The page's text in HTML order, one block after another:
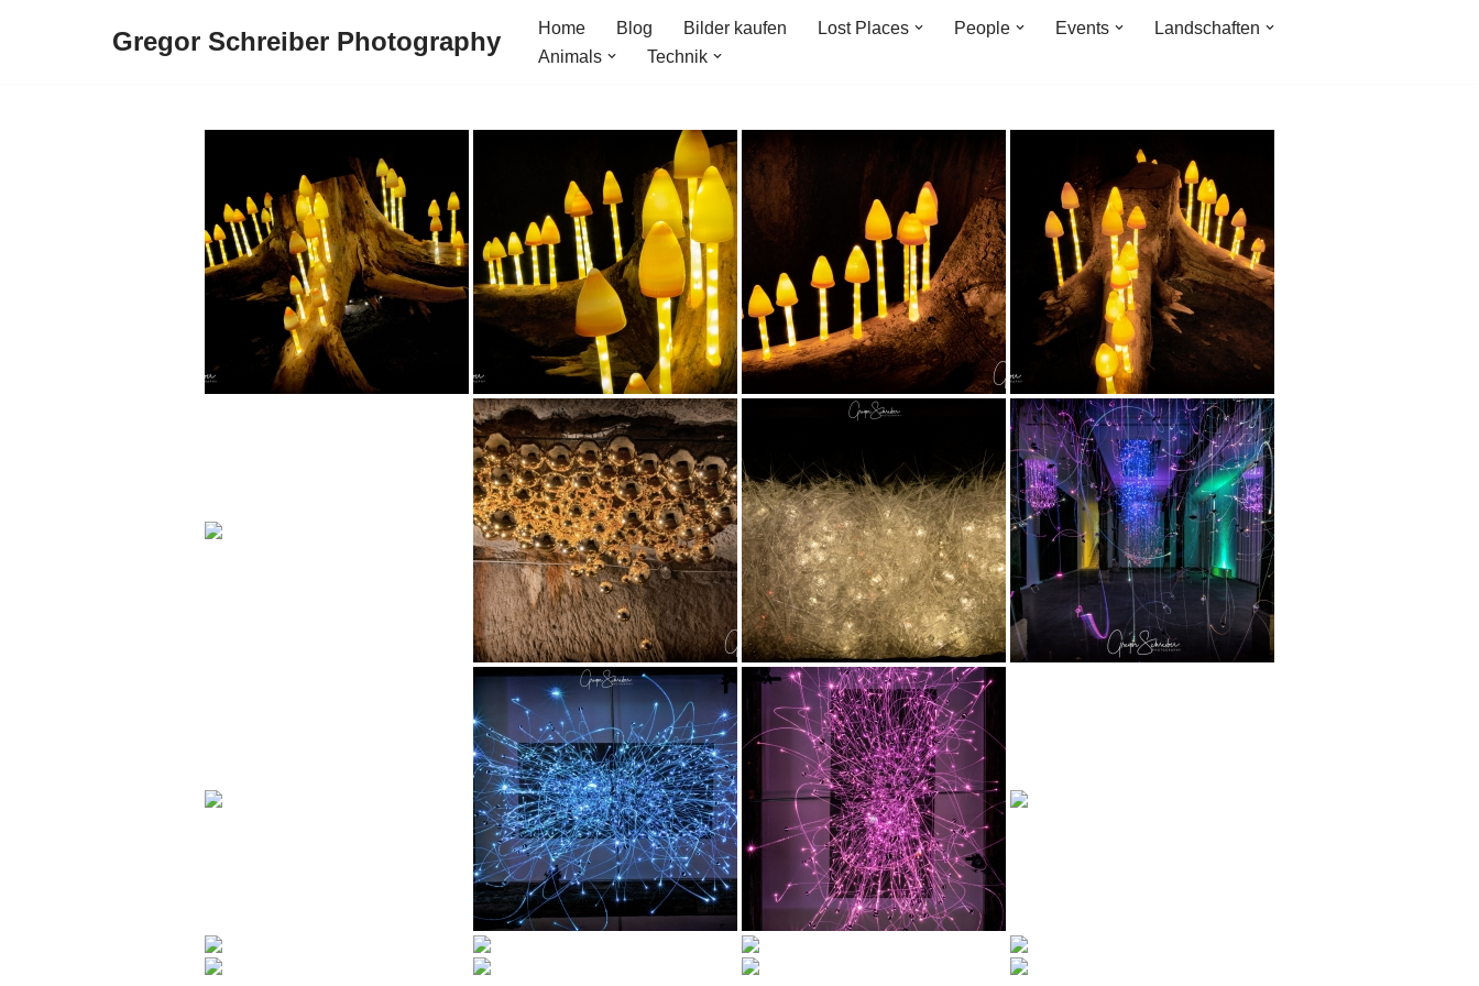
Gregor Schreiber Photography Home Blog Bilder kaufen Lost Places People Events
Landschaften
Animals
Technik